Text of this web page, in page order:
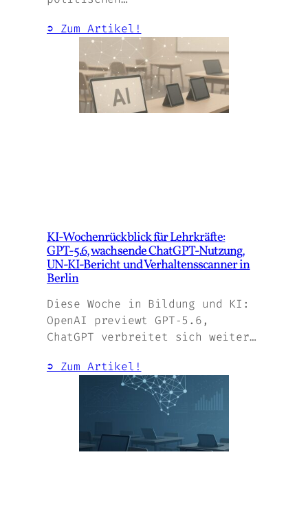
➲ Zum Artikel!
KI‑Wochenrückblick für Lehrkräfte:
GPT‑5.6, wachsende ChatGPT‑Nutzung,
UN‑KI‑Bericht und Verhaltensscanner in
Berlin
Diese Woche in Bildung und KI:
OpenAI previewt GPT‑5.6,
ChatGPT verbreitet sich weiter…
➲ Zum Artikel!